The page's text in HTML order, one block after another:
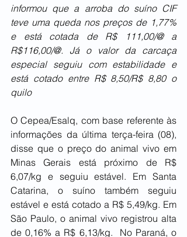
informou que a arroba do suíno CIF
teve uma queda nos preços de 1,77%
e está cotada de R$ 111,00/@ a
R$116,00/@. Já o valor da carcaça
especial seguiu com estabilidade e
está cotado entre R$ 8,50/R$ 8,80 o
quilo
O Cepea/Esalq, com base referente às
informações da última terça-feira (08),
disse que o preço do animal vivo em
Minas Gerais está próximo de R$
6,07/kg e seguiu estável. Em Santa
Catarina, o suíno também seguiu
estável e está cotado a R$ 5,49/kg. Em
São Paulo, o animal vivo registrou alta
de 0,16% a R$ 6,13/kg.  No Paraná, o